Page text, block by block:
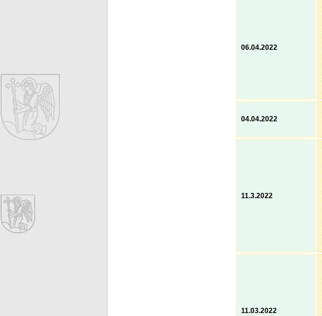
06.04.2022
04.04.2022
11.3.2022
11.03.2022